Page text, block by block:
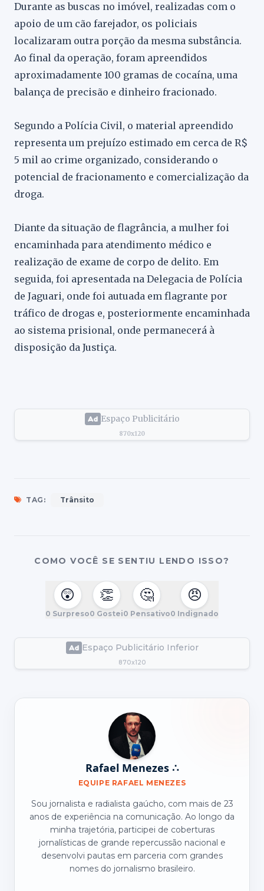
Durante as buscas no imóvel, realizadas com o
apoio de um cão farejador, os policiais
localizaram outra porção da mesma substância.
Ao final da operação, foram apreendidos
aproximadamente 100 gramas de cocaína, uma
balança de precisão e dinheiro fracionado.
Segundo a Polícia Civil, o material apreendido
representa um prejuízo estimado em cerca de R$
5 mil ao crime organizado, considerando o
potencial de fracionamento e comercialização da
droga.
Diante da situação de flagrância, a mulher foi
encaminhada para atendimento médico e
realização de exame de corpo de delito. Em
seguida, foi apresentada na Delegacia de Polícia
de Jaguari, onde foi autuada em flagrante por
tráfico de drogas e, posteriormente encaminhada
ao sistema prisional, onde permanecerá à
disposição da Justiça.
Espaço Publicitário
870x120
TAG: Trânsito
COMO VOCÊ SE SENTIU LENDO ISSO?
😲
0 Surpreso
👏
0 Gostei
🤔
0 Pensativo
😠
0 Indignado
Espaço Publicitário Inferior
870x120
Rafael Menezes ∴
EQUIPE RAFAEL MENEZES
Sou jornalista e radialista gaúcho, com mais de 23
anos de experiência na comunicação. Ao longo da
minha trajetória, participei de coberturas
jornalísticas de grande repercussão nacional e
desenvolvi pautas em parceria com grandes
nomes do jornalismo brasileiro.